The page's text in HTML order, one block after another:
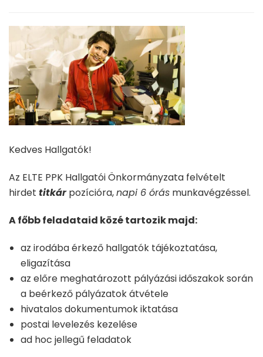
Kedves Hallgatók!
Az ELTE PPK Hallgatói Önkormányzata felvételt
hirdet titkár pozícióra,napi 6 órás munkavégzéssel.
A főbb feladataid közé tartozik majd:
az irodába érkező hallgatók tájékoztatása,
eligazítása
az előre meghatározott pályázási időszakok során
a beérkező pályázatok átvétele
hivatalos dokumentumok iktatása
postai levelezés kezelése
ad hoc jellegű feladatok